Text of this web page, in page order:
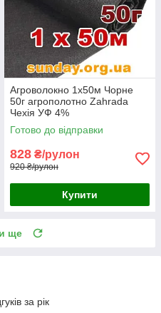
Агроволокно 1х50м Чорне
50г агрополотно Zahrada
Чехія УФ 4%
Готово до відправки
828 ₴/рулон
920 ₴/рулон
Купити
ще
за рік